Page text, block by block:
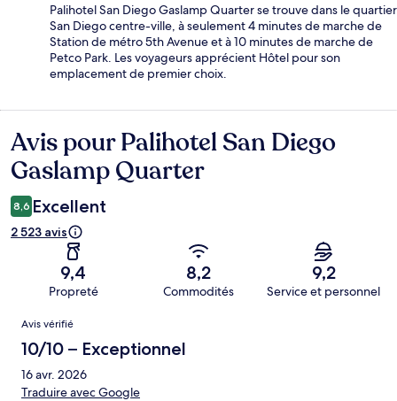
Palihotel San Diego Gaslamp Quarter se trouve dans le quartier
San Diego centre-ville, à seulement 4 minutes de marche de
Station de métro 5th Avenue et à 10 minutes de marche de
Petco Park. Les voyageurs apprécient Hôtel pour son
emplacement de premier choix.
Avis
Avis pour Palihotel San Diego
Gaslamp Quarter
8,6 Excellent
2 523 avis
9,4
Propreté
8,2
Commodités
9,2
Service et personnel
Avis
Avis vérifié
10/10 – Exceptionnel
16 avr. 2026
Traduire avec Google